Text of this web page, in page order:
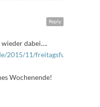
Reply
wieder dabei….
2015/11/freitagsfuller-
Wochenende!